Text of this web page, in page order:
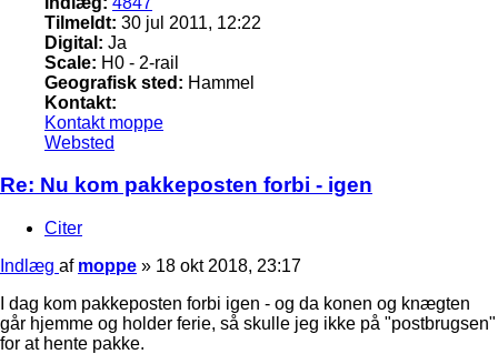
Tilmeldt: 30 jul 2011, 12:22
Digital: Ja
Scale: H0 - 2-rail
Geografisk sted: Hammel
Kontakt:
Kontakt moppe
Websted
Re: Nu kom pakkeposten forbi - igen
Citer
Indlæg af moppe » 18 okt 2018, 23:17
I dag kom pakkeposten forbi igen - og da konen og knægten
går hjemme og holder ferie, så skulle jeg ikke på "postbrugsen"
for at hente pakke.